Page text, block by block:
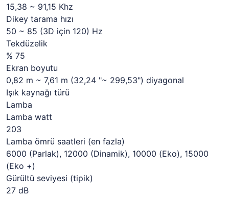
15,38 ~ 91,15 Khz
Dikey tarama hızı
50 ~ 85 (3D için 120) Hz
Tekdüzelik
% 75
Ekran boyutu
0,82 m ~ 7,61 m (32,24 "~ 299,53") diyagonal
Işık kaynağı türü
Lamba
Lamba watt
203
Lamba ömrü saatleri (en fazla)
6000 (Parlak), 12000 (Dinamik), 10000 (Eko), 15000
(Eko +)
Gürültü seviyesi (tipik)
27 dB